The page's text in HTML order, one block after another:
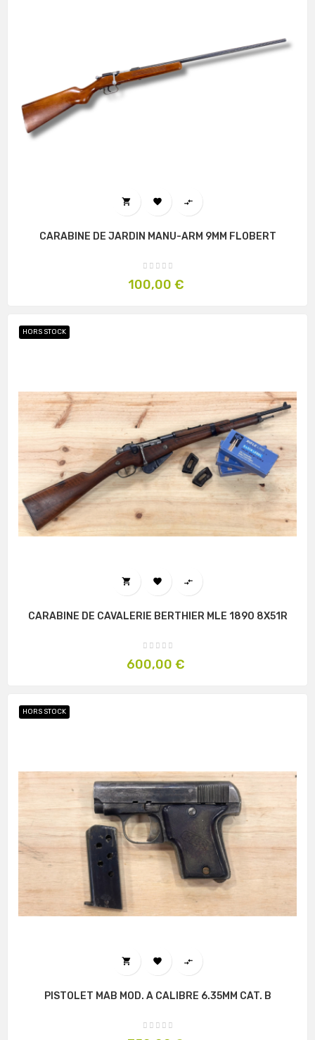
  
CARABINE DE JARDIN MANU-ARM 9MM FLOBERT
Prix
100,00 €
HORS STOCK
  
CARABINE DE CAVALERIE BERTHIER MLE 1890 8X51R
Prix
600,00 €
HORS STOCK
  
PISTOLET MAB MOD. A CALIBRE 6.35MM CAT. B